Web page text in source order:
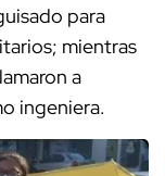
para
mientras
a
ingeniera.